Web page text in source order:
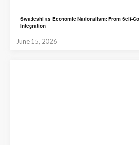
Swadeshi as Economic Nationalism: From Self-
Integration
June 15, 2026